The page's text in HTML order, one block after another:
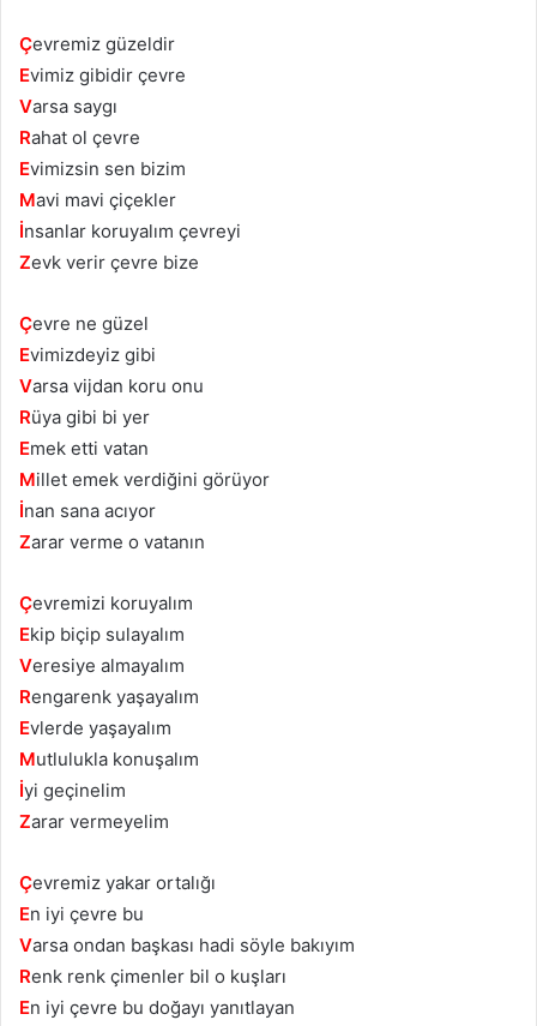
Çevremiz güzeldir
Evimiz gibidir çevre
Varsa saygı
Rahat ol çevre
Evimizsin sen bizim
Mavi mavi çiçekler
İnsanlar koruyalım çevreyi
Zevk verir çevre bize
Çevre ne güzel
Evimizdeyiz gibi
Varsa vijdan koru onu
Rüya gibi bi yer
Emek etti vatan
Millet emek verdiğini görüyor
İnan sana acıyor
Zarar verme o vatanın
Çevremizi koruyalım
Ekip biçip sulayalım
Veresiye almayalım
Rengarenk yaşayalım
Evlerde yaşayalım
Mutlulukla konuşalım
İyi geçinelim
Zarar vermeyelim
Çevremiz yakar ortalığı
En iyi çevre bu
Varsa ondan başkası hadi söyle bakıyım
Renk renk çimenler bil o kuşları
En iyi çevre bu doğayı yanıtlayan